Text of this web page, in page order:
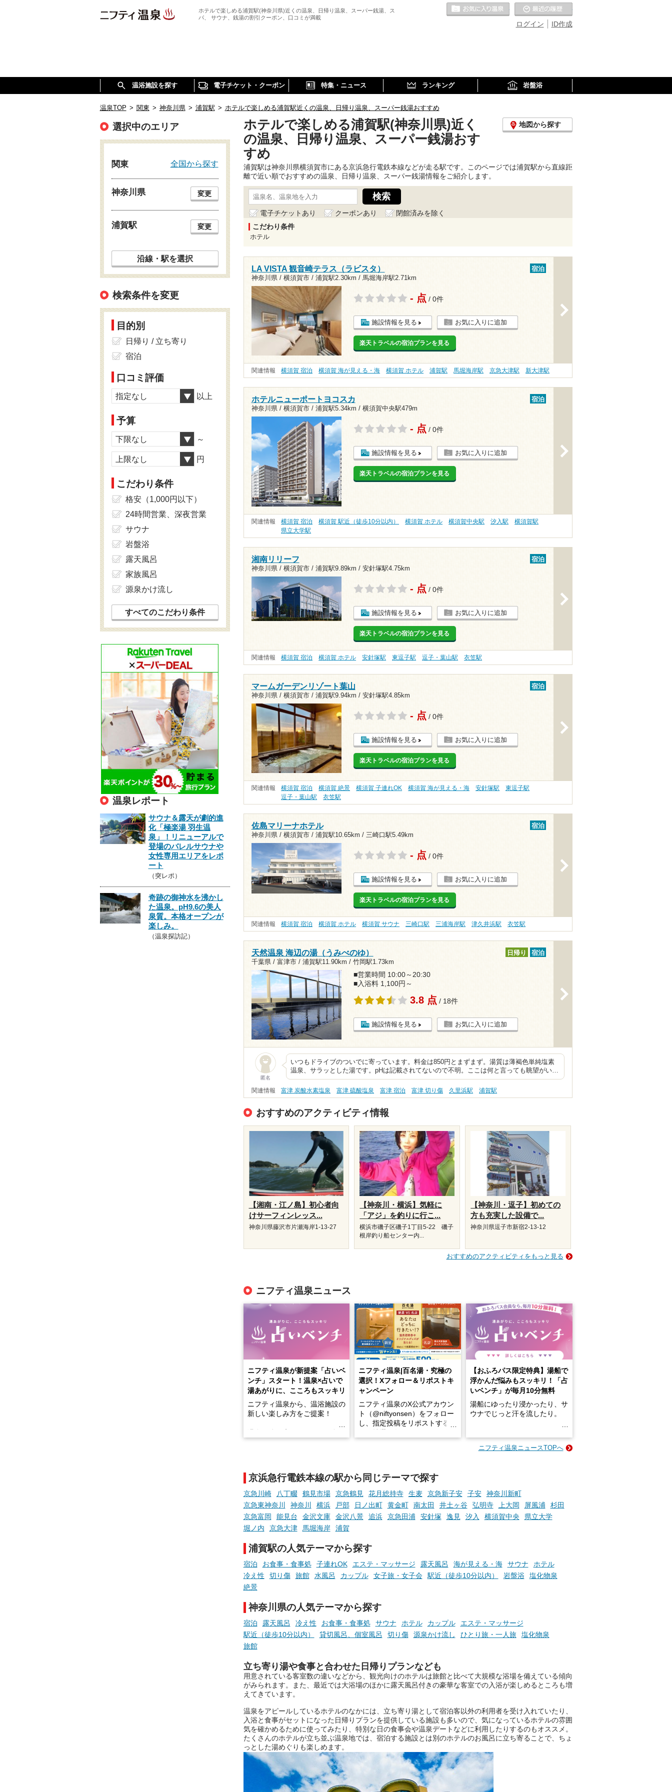
ホテルで楽しめる浦賀駅(神奈川県)近くの温泉、日帰り温泉、スーパー銭湯、ス
パ、 サウナ、銭湯の割引クーポン、口コミが満載
ID作成
ログイン
お気に入りの温泉
温浴施設を探す 電子チケット・クーポン 特集・ニュース ランキング 岩盤浴
温泉TOP > 関東 > 神奈川県 > 浦賀駅 > ホテルで楽しめる浦賀駅近くの温泉、日帰り温泉、スーパー銭湯おすすめ
ホテルで楽しめる浦賀駅(神奈川県)近く
の温泉、日帰り温泉、スーパー銭湯おす
すめ
地図から探す
浦賀駅は神奈川県横須賀市にある京浜急行電鉄本線などが走る駅です。このページでは浦賀駅から直線距
離で近い順でおすすめの温泉、日帰り温泉、スーパー銭湯情報をご紹介します。
電子チケットあり クーポンあり
閉館済みを除く
こだわり条件
ホテル
LA VISTA 観音崎テラス（ラビスタ）
神奈川県 / 横須賀市 / 浦賀駅2.30km / 馬堀海岸駅2.71km
宿泊
- 点 / 0件
施設情報を見る お気に入りに追加
楽天トラベルの宿泊プランを見る
関連情報 横須賀 宿泊 横須賀 海が見える・海 横須賀 ホテル 浦賀駅 馬堀海岸駅 京急大津駅 新大津駅
ホテルニューポートヨコスカ
神奈川県 / 横須賀市 / 浦賀駅5.34km / 横須賀中央駅479m
宿泊
- 点 / 0件
施設情報を見る お気に入りに追加
楽天トラベルの宿泊プランを見る
関連情報 横須賀 宿泊 横須賀 駅近（徒歩10分以内） 横須賀 ホテル 横須賀中央駅 汐入駅
横須賀駅
県立大学駅
湘南リリーフ
神奈川県 / 横須賀市 / 浦賀駅9.89km / 安針塚駅4.75km
宿泊
- 点 / 0件
施設情報を見る お気に入りに追加
楽天トラベルの宿泊プランを見る
関連情報 横須賀 宿泊 横須賀 ホテル 安針塚駅 東逗子駅 逗子・葉山駅 衣笠駅
マームガーデンリゾート葉山
神奈川県 / 横須賀市 / 浦賀駅9.94km / 安針塚駅4.85km
宿泊
- 点 / 0件
施設情報を見る お気に入りに追加
楽天トラベルの宿泊プランを見る
関連情報 横須賀 宿泊 横須賀 絶景 横須賀 子連れOK 横須賀 海が見える・海 安針塚駅
東逗子駅
逗子・葉山駅
衣笠駅
佐島マリーナホテル
神奈川県 / 横須賀市 / 浦賀駅10.65km / 三崎口駅5.49km
宿泊
- 点 / 0件
施設情報を見る お気に入りに追加
楽天トラベルの宿泊プランを見る
関連情報 横須賀 宿泊 横須賀 ホテル 横須賀 サウナ 三崎口駅 三浦海岸駅 津久井浜駅 衣笠駅
天然温泉 海辺の湯（うみべのゆ）
千葉県 / 富津市 / 浦賀駅11.90km / 竹岡駅1.73km
日帰り 宿泊
■営業時間 10:00～20:30
■入浴料 1,100円～
3.8 点 / 18件
施設情報を見る お気に入りに追加
匿名
いつもドライブのついでに寄っています。料金は850円とまずまず。湯質は薄褐色単純塩素
温泉、サラッとした湯です。pHは記載されてないので不明。ここは何と言っても眺望がい…
関連情報 富津 炭酸水素塩泉 富津 硫酸塩泉 富津 宿泊 富津 切り傷 久里浜駅 浦賀駅
おすすめのアクティビティ情報
【湘南・江ノ島】初心者向
けサーフィンレッス...
神奈川県藤沢市片瀬海岸1-13-27
【神奈川・横浜】気軽に
「アジ」を釣りに行こ...
横浜市磯子区磯子1丁目5-22 磯子
根岸釣り船センター内...
【神奈川・逗子】初めての
方も充実した設備で...
神奈川県逗子市新宿2-13-12
おすすめのアクティビティをもっと見る
ニフティ温泉ニュース
ニフティ温泉が新提案「占いベ
ンチ」スタート！温泉×占いで
湯あがりに、こころもスッキリ
ニフティ温泉から、温浴施設の
新しい楽しみ方をご提案！
手相やタロットなど気軽に楽し
める占いで、“ととのう”おふろ
時間を、もっと特別に。
ニフティ温泉|百名湯・究極の
選択！Xフォロー＆リポストキ
ャンペーン
ニフティ温泉のX公式アカウン
ト（@niftyonsen）をフォロー
し、指定投稿をリポストする
【おふろパス限定特典】湯船で
浮かんだ悩みもスッキリ！「占
いベンチ」が毎月10分無料
湯船にゆったり浸かったり、サ
ウナでじっと汗を流したり。
そんな「一人でぼんやり過ごす
でくることはありませんか？
そんな心のつぶやきを、湯あが
りの温まった心のまま相談でき
ニフティ温泉の「占いベンチ」
は、そんなあなたの心のつぶや
おふろパス会員様なら、この特
料」でご利用いただけます。
い師さんとお話しして、心もほ
ぐしてみませんか？
ニフティ温泉ニュースTOPへ
京浜急行電鉄本線の駅から同じテーマで探す
京急川崎 八丁畷 鶴見市場 京急鶴見 花月総持寺 生麦 京急新子安 子安
神奈川新町
京急東神奈川
神奈川 横浜 戸部 日ノ出町 黄金町 南太田 井土ヶ谷 弘明寺 上大岡 屏風浦
杉田
京急富岡
能見台 金沢文庫 金沢八景 追浜 京急田浦 安針塚 逸見 汐入 横須賀中央
県立大学
堀ノ内
京急大津 馬堀海岸 浦賀
浦賀駅の人気テーマから探す
宿泊 お食事・食事処 子連れOK エステ・マッサージ 露天風呂 海が見える・海 サウナ
ホテル
冷え性
切り傷 旅館 水風呂 カップル 女子旅・女子会 駅近（徒歩10分以内） 岩盤浴
塩化物泉
絶景
神奈川県の人気テーマから探す
宿泊 露天風呂 冷え性 お食事・食事処 サウナ ホテル カップル
エステ・マッサージ
駅近（徒歩10分以内）
貸切風呂、個室風呂 切り傷 源泉かけ流し ひとり旅・一人旅
塩化物泉
旅館
立ち寄り湯や食事と合わせた日帰りプランなども
用意されている客室数の違いなどから、観光向けのホテルは旅館と比べて大規模な浴場を備えている傾向
がみられます。また、最近では大浴場のほかに露天風呂付きの豪華な客室での入浴が楽しめるところも増
えてきています。
温泉をアピールしているホテルのなかには、立ち寄り湯として宿泊客以外の利用者を受け入れていたり、
入浴と食事がセットになった日帰りプランを提供している施設も多いので、気になっているホテルの雰囲
気を確かめるために使ってみたり、特別な日の食事会や温泉デートなどに利用したりするのもオススメ。
たくさんのホテルが立ち並ぶ温泉地では、宿泊する施設とは別のホテルのお風呂に立ち寄ることで、ちょ
っとした湯めぐりも楽しめます。
選択中のエリア
関東 全国から探す
神奈川県 変更
浦賀駅 変更
沿線・駅を選択
検索条件を変更
目的別
日帰り / 立ち寄り
宿泊
口コミ評価
指定なし 以上
予算
下限なし ～
上限なし 円
こだわり条件
格安（1,000円以下）
24時間営業、深夜営業
サウナ
岩盤浴
露天風呂
家族風呂
源泉かけ流し
すべてのこだわり条件
温泉レポート
サウナ＆露天が劇的進
化「極楽湯 羽生温
泉」！リニューアルで
登場のバレルサウナや
女性専用エリアをレポ
ート
（突レポ）
奇跡の御神水を沸かし
た温泉。pH9.6の美人
泉質。本格オープンが
楽しみ。
（温泉探訪記）